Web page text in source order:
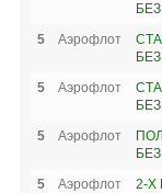
5
Аэрофлот
5
Аэрофлот
5
Аэрофлот
5
Аэрофлот
2-Х